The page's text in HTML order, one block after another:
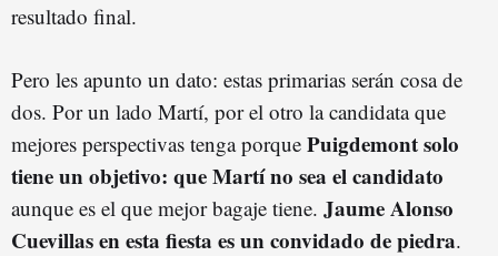
resultado final.
Pero les apunto un dato: estas primarias serán cosa de
dos. Por un lado Martí, por el otro la candidata que
mejores perspectivas tenga porque Puigdemont solo
tiene un objetivo: que Martí no sea el candidato
aunque es el que mejor bagaje tiene. Jaume Alonso
Cuevillas en esta fiesta es un convidado de piedra.